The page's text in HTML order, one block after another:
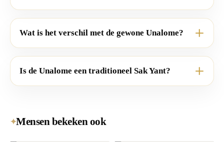
Wat is het verschil met de gewone Unalome?
Is de Unalome een traditioneel Sak Yant?
✦Mensen bekeken ook